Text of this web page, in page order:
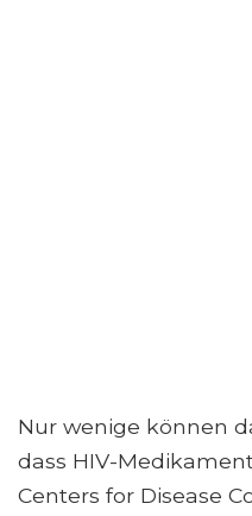
Nur wenige können
dass HIV-
Centers for Disease